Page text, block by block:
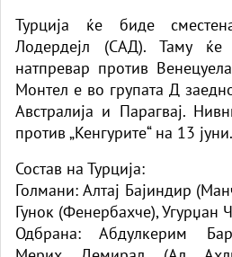
Турција ќе биде
Лодердејл (САД). Таму ќе
натпревар против
Монтел е во групата Д
Австралија и Парагвај.
против „Кенгурите“ на 13 јуни.
Состав на Турција:
Голмани: Алтај Бајиндир
Гунок (Фенербахче), Угурџан
Одбрана: Абдулкерим